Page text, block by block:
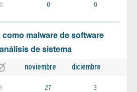
0 0 0
malware de software
de sistema
noviembre diciembre
9 27 3